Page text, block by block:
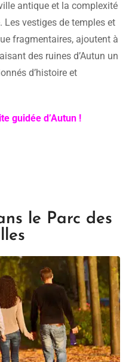
antique et la complexité
vestiges de temples et
fragmentaires, ajoutent à
des ruines d’Autun un
d’histoire et
guidée d’Autun !
le Parc des